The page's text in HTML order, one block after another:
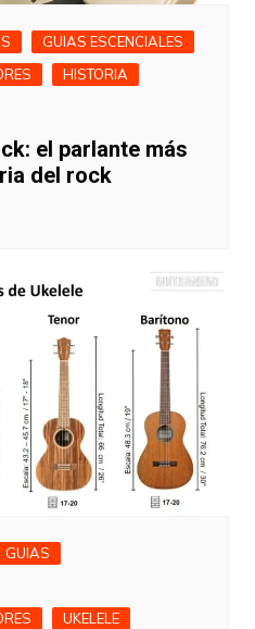
GUIAS ESCENCIALES
HISTORIA
el parlante más
del rock
GUIAS
UKELELE